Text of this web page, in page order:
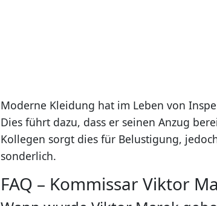
Moderne Kleidung hat im Leben von
Dies führt dazu, dass er seinen Anzug
Kollegen sorgt dies für Belustigung,
sonderlich.
FAQ – Kommissar Viktor